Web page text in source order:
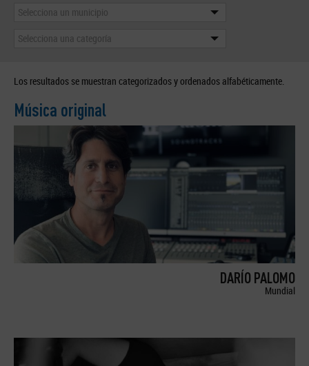
Selecciona un municipio
Selecciona una categoría
Los resultados se muestran categorizados y ordenados alfabéticamente.
Música original
DARÍO PALOMO
Mundial